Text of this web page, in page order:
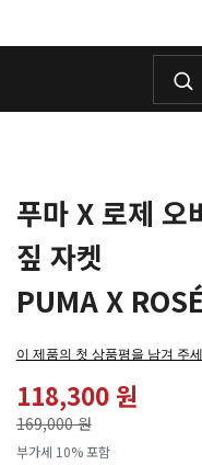
푸마 X 로제 오
짚 자켓
PUMA X
이 제품의 첫 상품평을 남겨 주
118,300 원
169,000 원
로
부가세 10% 포함